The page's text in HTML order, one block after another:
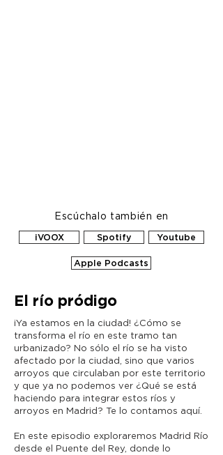
Escúchalo también en
iVOOX Spotify Youtube
Apple Podcasts
El río pródigo
¡Ya estamos en la ciudad! ¿Cómo se
transforma el río en este tramo tan
urbanizado? No sólo el río se ha visto
afectado por la ciudad, sino que varios
arroyos que circulaban por este territorio
y que ya no podemos ver ¿Qué se está
haciendo para integrar estos ríos y
arroyos en Madrid? Te lo contamos aquí.
En este episodio exploraremos Madrid Río
desde el Puente del Rey, donde lo